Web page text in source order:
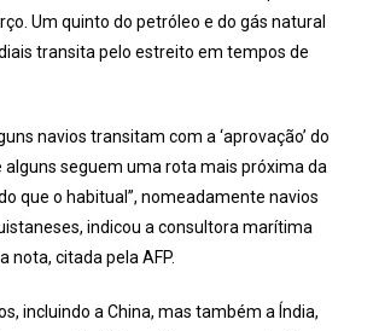
Um quinto do petróleo e do gás natural
transita pelo estreito em tempos de
navios transitam com a ‘aprovação’ do
alguns seguem uma rota mais próxima da
que o habitual”, nomeadamente navios
indicou a consultora marítima
nota, citada pela AFP.
incluindo a China, mas também a Índia,